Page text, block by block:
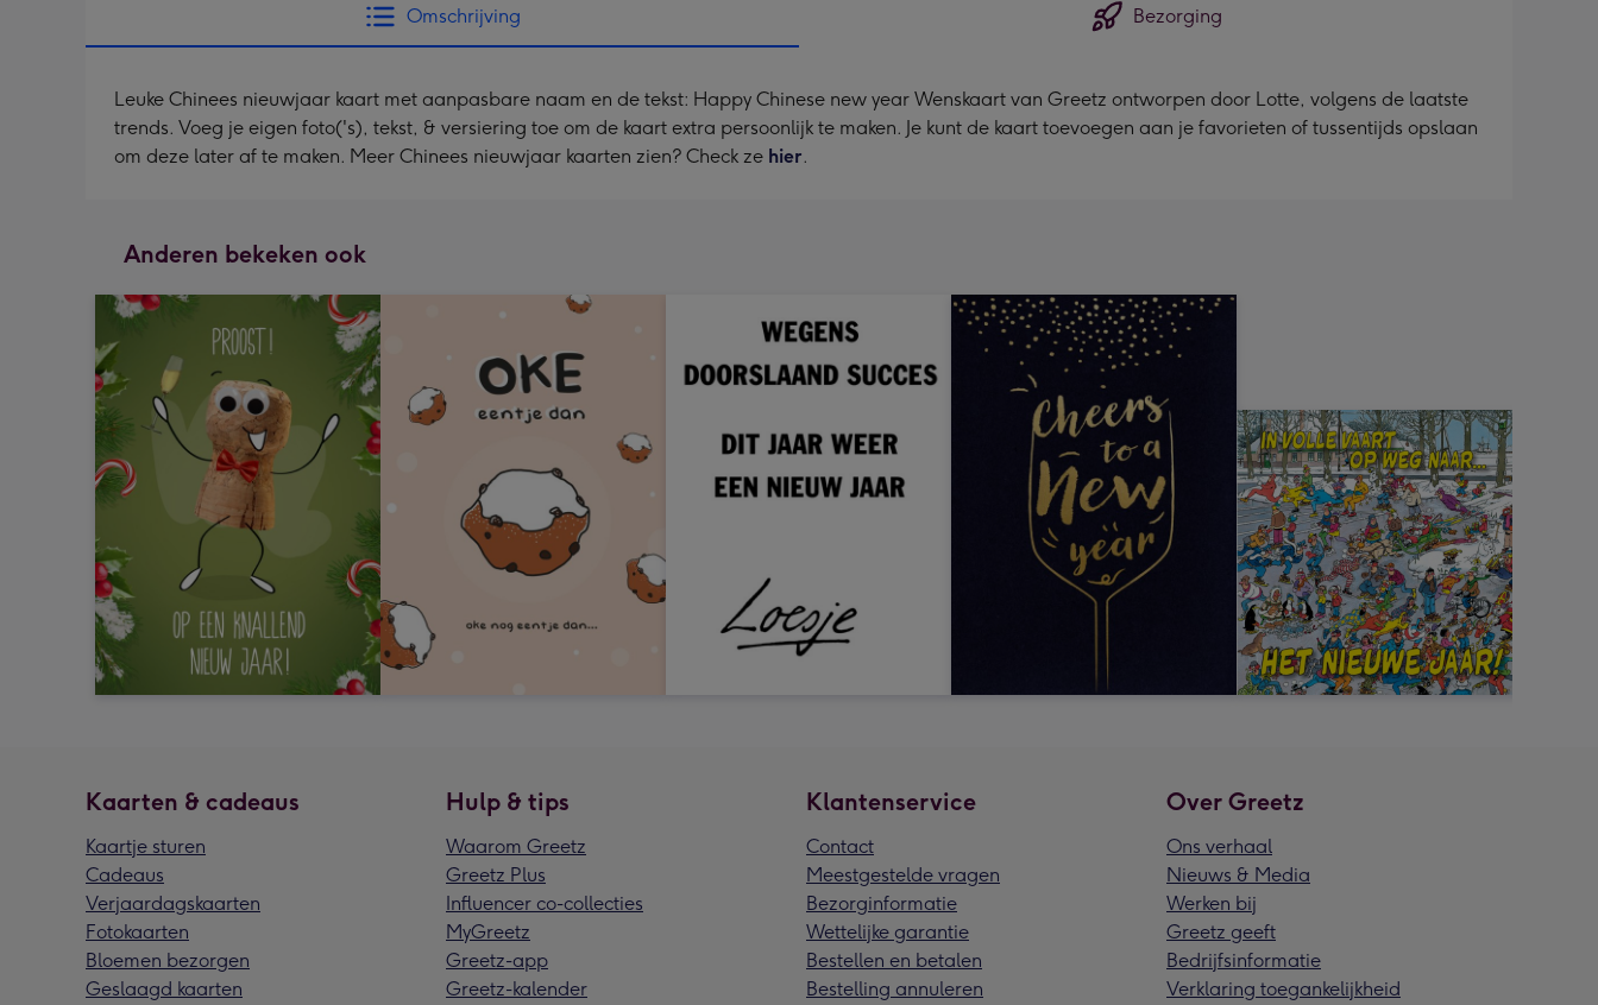
mm
Omschrijving Bezorging
Leuke Chinees nieuwjaar kaart met aanpasbare naam en de tekst: Happy Chinese new year Wenskaart van Greetz ontworpen door Lotte, volgens de laatste
trends. Voeg je eigen foto('s), tekst, & versiering toe om de kaart extra persoonlijk te maken. Je kunt de kaart toevoegen aan je favorieten of tussentijds opslaan
om deze later af te maken. Meer Chinees nieuwjaar kaarten zien? Check ze hier.
Anderen bekeken ook
Kaarten & cadeaus
Kaartje sturen
Cadeaus
Verjaardagskaarten
Fotokaarten
Bloemen bezorgen
Geslaagd kaarten
Hulp & tips
Waarom Greetz
Greetz Plus
Influencer co-collecties
MyGreetz
Greetz-app
Greetz-kalender
Klantenservice
Contact
Meestgestelde vragen
Bezorginformatie
Wettelijke garantie
Bestellen en betalen
Bestelling annuleren
Over Greetz
Ons verhaal
Nieuws & Media
Werken bij
Greetz geeft
Bedrijfsinformatie
Verklaring toegankelijkheid